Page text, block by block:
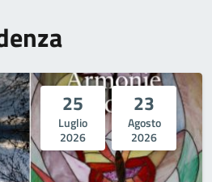
25
Luglio
2026
23
Agosto
2026